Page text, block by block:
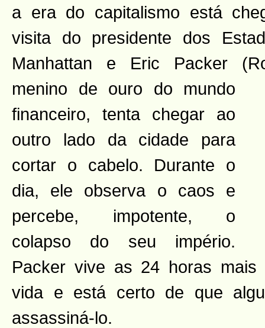
a era do capitalismo está
visita do presidente dos
Manhattan e Eric Packer
menino de ouro do mundo
financeiro, tenta chegar ao
outro lado da cidade para
cortar o cabelo. Durante o
dia, ele observa o caos e
percebe, impotente, o
colapso do seu império.
Packer vive as 24 horas mais
vida e está certo de que
assassiná-lo.